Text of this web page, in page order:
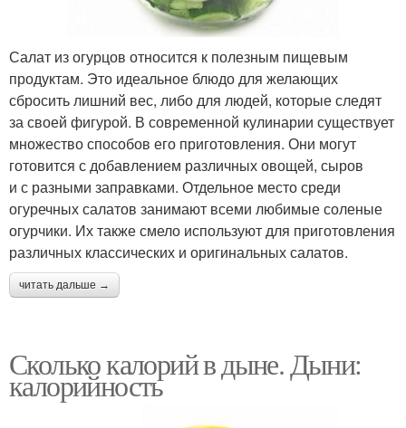
Салат из огурцов относится к полезным пищевым
продуктам. Это идеальное блюдо для желающих
сбросить лишний вес, либо для людей, которые следят
за своей фигурой. В современной кулинарии существует
множество способов его приготовления. Они могут
готовится с добавлением различных овощей, сыров
и с разными заправками. Отдельное место среди
огуречных салатов занимают всеми любимые соленые
огурчики. Их также смело используют для приготовления
различных классических и оригинальных салатов.
читать дальше →
Сколько калорий в дыне. Дыни:
калорийность